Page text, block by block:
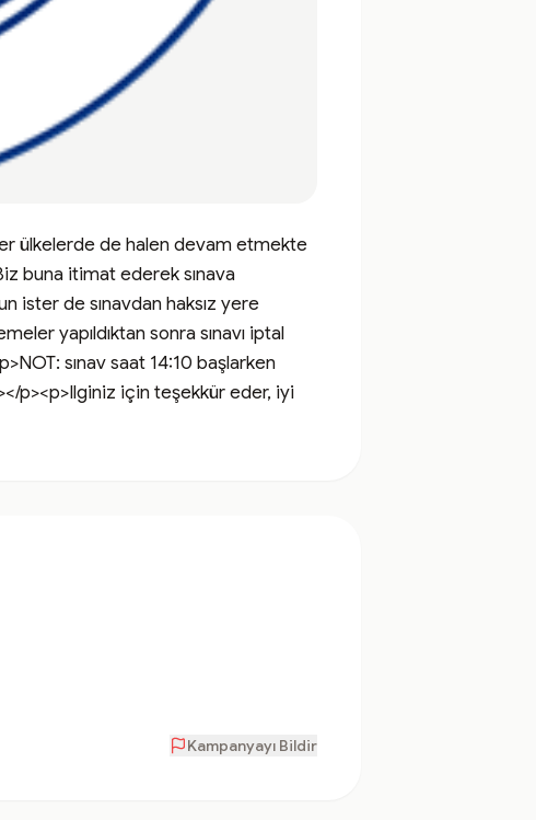
ülkelerde de halen devam etmekte
buna itimat ederek sınava
ister de sınavdan haksız yere
yapıldıktan sonra sınavı iptal
sınav saat 14:10 başlarken
p><p>Ilginiz için teşekkür eder, iyi
Kampanyayı Bildir